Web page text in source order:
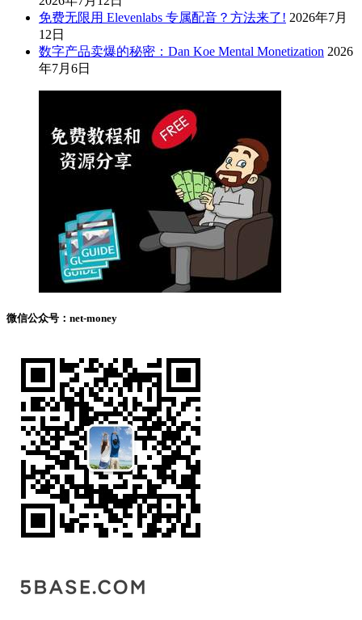
免费无限用 Elevenlabs 专属配音？方法来了! 2026年7月
12日
数字产品卖爆的秘密：Dan Koe Mental Monetization 2026
年7月6日
微信公众号：net-money